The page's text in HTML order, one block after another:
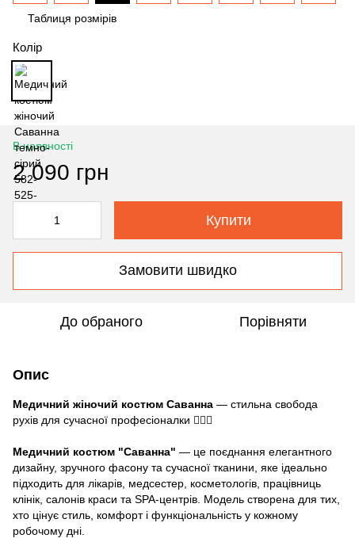
Таблиця розмірів
Колір
В наявності
2 090 грн
Купити
Замовити швидко
До обраного Порівняти
Опис
Медичний жіночий костюм Саванна — стильна свобода
рухів для сучасної професіоналки 👩‍⚕️✨
Медичний костюм "Саванна" — це поєднання елегантного
дизайну, зручного фасону та сучасної тканини, яке ідеально
підходить для лікарів, медсестер, косметологів, працівниць
клінік, салонів краси та SPA-центрів. Модель створена для тих,
хто цінує стиль, комфорт і функціональність у кожному
робочому дні.